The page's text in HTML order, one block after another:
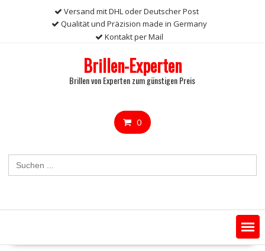
Versand mit DHL oder Deutscher Post
Qualität und Präzision made in Germany
Kontakt per Mail
Brillen-Experten
Brillen von Experten zum günstigen Preis
0
Search
for: